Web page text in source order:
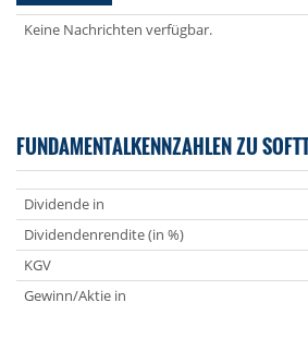
Keine Nachrichten verfügbar.
FUNDAMENTALKENNZAHLEN ZU
Dividende in
Dividendenrendite (in %)
KGV
Gewinn/Aktie in